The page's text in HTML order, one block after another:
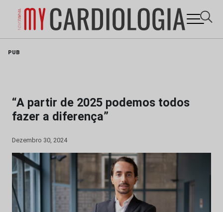
PUB
“A partir de 2025 podemos todos
fazer a diferença”
Dezembro 30, 2024